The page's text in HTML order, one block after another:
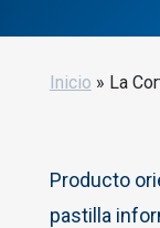
Inicio » La
Producto
pastilla